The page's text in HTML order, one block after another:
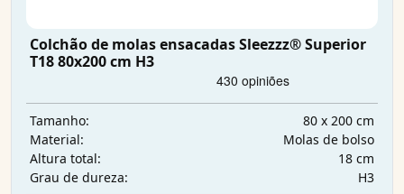
Colchão de molas ensacadas Sleezzz® Superior
T18 80x200 cm H3
Tamanho:
80 x 200 cm
Material:
Molas de bolso
Altura total:
18 cm
Grau de dureza:
H3